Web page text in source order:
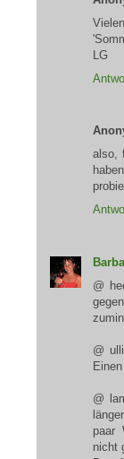
LG
also,
@
@
@
paar
nicht